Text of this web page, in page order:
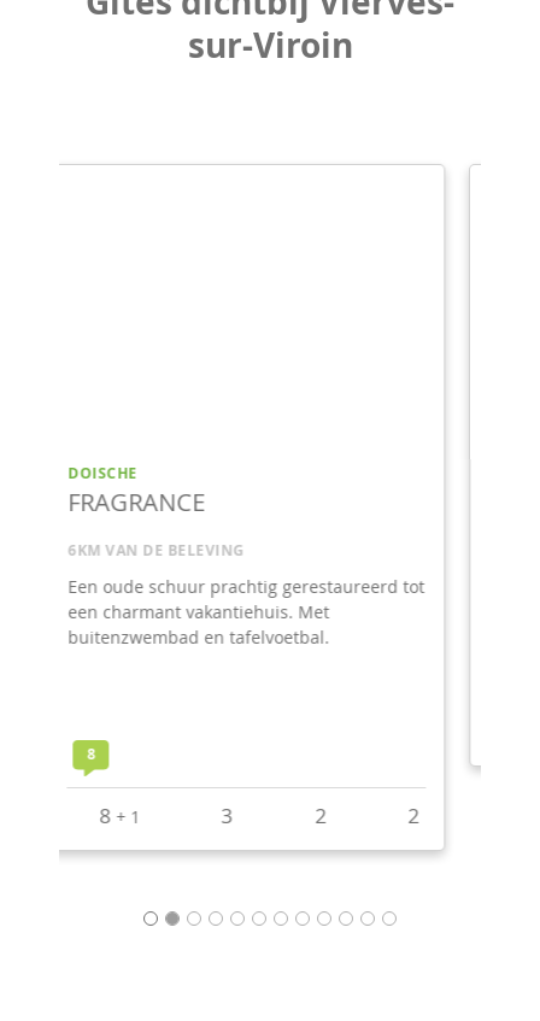
sur-Viroin
PHILIPPEVILLE
À L'UNISSON
8KM VAN DE BELEVING
Ruimte, comfort en moderniteit voor deze
ruime gîte op het platteland. Ideaal voor
een familiereünie!